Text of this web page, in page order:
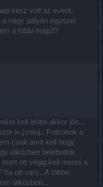
kész volt az event,
nágy pályán egyszer
a többi map2?
kell leütni akkor jön...
is,(solo).. Futkosok a
csak amit kell hogy
útközben belebotlok
ott végig kell menni a
ha ott van).. A többin
útközben...